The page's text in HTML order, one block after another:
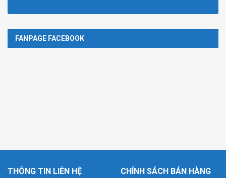
FANPAGE FACEBOOK
THÔNG TIN LIÊN HỆ CHÍNH SÁCH BÁN HÀNG